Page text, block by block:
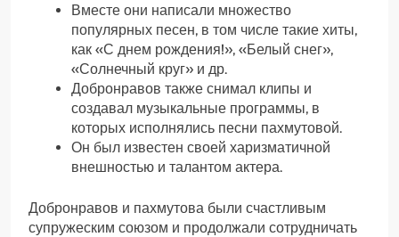
Вместе они написали множество
популярных песен, в том числе такие хиты,
как «С днем рождения!», «Белый снег»,
«Солнечный круг» и др.
Добронравов также снимал клипы и
создавал музыкальные программы, в
которых исполнялись песни пахмутовой.
Он был известен своей харизматичной
внешностью и талантом актера.
Добронравов и пахмутова были счастливым
супружеским союзом и продолжали сотрудничать